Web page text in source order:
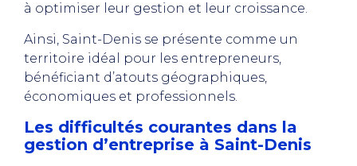
à optimiser leur gestion et leur croissance.
Ainsi, Saint-Denis se présente comme un
territoire idéal pour les entrepreneurs,
bénéficiant d’atouts géographiques,
économiques et professionnels.
Les difficultés courantes dans la
gestion d’entreprise à Saint-Denis